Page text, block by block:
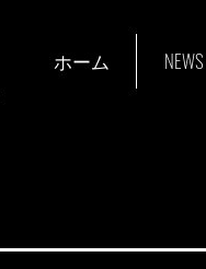
ホーム NEWS